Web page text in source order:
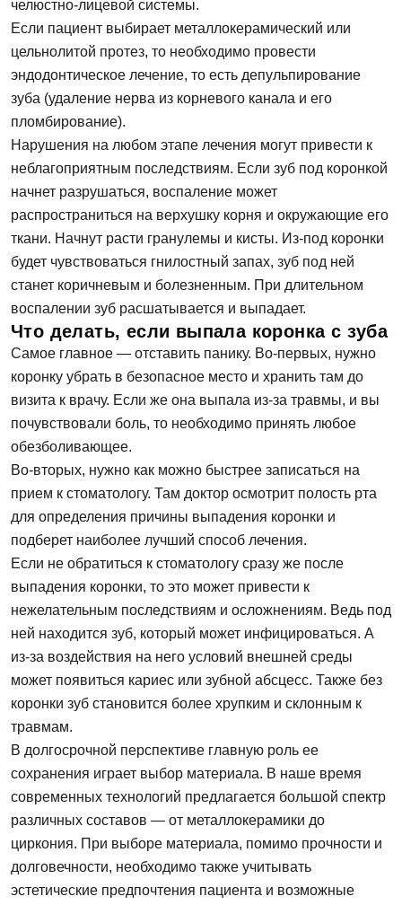
челюстно-лицевой системы.
Если пациент выбирает металлокерамический или
цельнолитой протез, то необходимо провести
эндодонтическое лечение, то есть депульпирование
зуба (удаление нерва из корневого канала и его
пломбирование).
Нарушения на любом этапе лечения могут привести к
неблагоприятным последствиям. Если зуб под коронкой
начнет разрушаться, воспаление может
распространиться на верхушку корня и окружающие его
ткани. Начнут расти гранулемы и кисты. Из-под коронки
будет чувствоваться гнилостный запах, зуб под ней
станет коричневым и болезненным. При длительном
воспалении зуб расшатывается и выпадает.
Что делать, если выпала коронка с зуба
Самое главное — отставить панику. Во-первых, нужно
коронку убрать в безопасное место и хранить там до
визита к врачу. Если же она выпала из-за травмы, и вы
почувствовали боль, то необходимо принять любое
обезболивающее.
Во-вторых, нужно как можно быстрее записаться на
прием к стоматологу. Там доктор осмотрит полость рта
для определения причины выпадения коронки и
подберет наиболее лучший способ лечения.
Если не обратиться к стоматологу сразу же после
выпадения коронки, то это может привести к
нежелательным последствиям и осложнениям. Ведь под
ней находится зуб, который может инфицироваться. А
из-за воздействия на него условий внешней среды
может появиться кариес или зубной абсцесс. Также без
коронки зуб становится более хрупким и склонным к
травмам.
В долгосрочной перспективе главную роль ее
сохранения играет выбор материала. В наше время
современных технологий предлагается большой спектр
различных составов — от металлокерамики до
циркония. При выборе материала, помимо прочности и
долговечности, необходимо также учитывать
эстетические предпочтения пациента и возможные